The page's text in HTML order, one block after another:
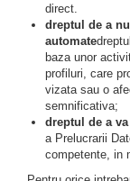
direct.
dreptul de a
automate
baza unor
profiluri, care
vizata sau o
semnificativa;
dreptul de a
a Prelucrarii
competente, in